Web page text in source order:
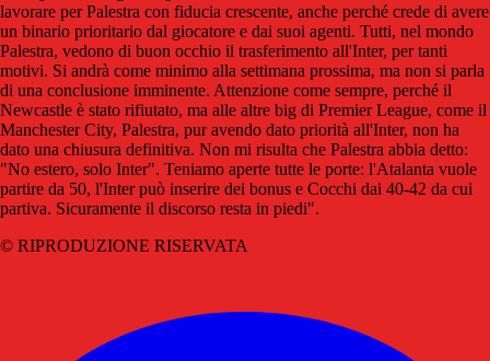
lavorare per Palestra con fiducia crescente, anche perché crede di avere
un binario prioritario dal giocatore e dai suoi agenti. Tutti, nel mondo
Palestra, vedono di buon occhio il trasferimento all'Inter, per tanti
motivi. Si andrà come minimo alla settimana prossima, ma non si parla
di una conclusione imminente. Attenzione come sempre, perché il
Newcastle è stato rifiutato, ma alle altre big di Premier League, come il
Manchester City, Palestra, pur avendo dato priorità all'Inter, non ha
dato una chiusura definitiva. Non mi risulta che Palestra abbia detto:
"No estero, solo Inter". Teniamo aperte tutte le porte: l'Atalanta vuole
partire da 50, l'Inter può inserire dei bonus e Cocchi dai 40-42 da cui
partiva. Sicuramente il discorso resta in piedi".
© RIPRODUZIONE RISERVATA